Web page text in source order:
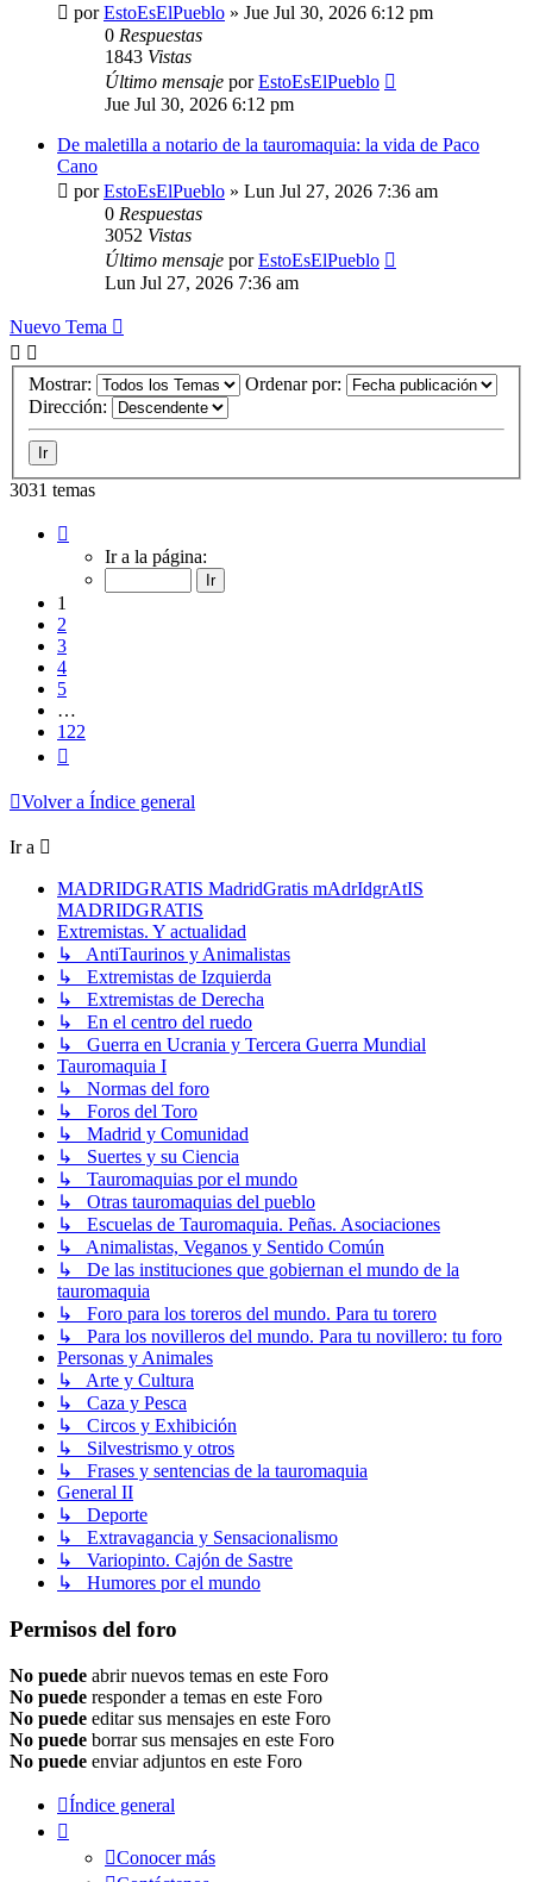
porEstoEsElPueblo » Jue Jul 30, 2026 6:12 pm
0 Respuestas
1843 Vistas
Último mensaje porEstoEsElPueblo
Jue Jul 30, 2026 6:12 pm
De maletilla a notario de la tauromaquia: la vida de Paco
Cano
porEstoEsElPueblo » Lun Jul 27, 2026 7:36 am
0 Respuestas
3052 Vistas
Último mensaje porEstoEsElPueblo
Lun Jul 27, 2026 7:36 am
Nuevo Tema
Mostrar:
Ordenar por:
Dirección:
3031 temas
Ir a la página:
1
2
3
4
5
…
122
Volver a Índice general
Ir a
MADRIDGRATIS MadridGratis mAdrIdgrAtIS
MADRIDGRATIS
Extremistas. Y actualidad
↳ AntiTaurinos y Animalistas
↳ Extremistas de Izquierda
↳ Extremistas de Derecha
↳ En el centro del ruedo
↳ Guerra en Ucrania y Tercera Guerra Mundial
Tauromaquia I
↳ Normas del foro
↳ Foros del Toro
↳ Madrid y Comunidad
↳ Suertes y su Ciencia
↳ Tauromaquias por el mundo
↳ Otras tauromaquias del pueblo
↳ Escuelas de Tauromaquia. Peñas. Asociaciones
↳ Animalistas, Veganos y Sentido Común
↳ De las instituciones que gobiernan el mundo de la
tauromaquia
↳ Foro para los toreros del mundo. Para tu torero
↳ Para los novilleros del mundo. Para tu novillero: tu foro
Personas y Animales
↳ Arte y Cultura
↳ Caza y Pesca
↳ Circos y Exhibición
↳ Silvestrismo y otros
↳ Frases y sentencias de la tauromaquia
General II
↳ Deporte
↳ Extravagancia y Sensacionalismo
↳ Variopinto. Cajón de Sastre
↳ Humores por el mundo
Permisos del foro
No puede abrir nuevos temas en este Foro
No puede responder a temas en este Foro
No puede editar sus mensajes en este Foro
No puede borrar sus mensajes en este Foro
No puede enviar adjuntos en este Foro
Índice general
Conocer más